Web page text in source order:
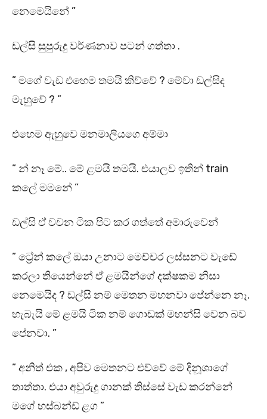
නෙමෙයිනේ ”
ඩල්සි සුපුරුදු වර්ණනාව පටන් ගත්තා .
” මගේ වැඩ එහෙම තමයි කිව්වේ ? මේවා ඩල්සිද
මැහුවේ ? ”
එහෙම ඇහුවෙ මනමාලියගෙ අම්මා
” න් නෑ මේ.. මේ ළමයි තමයි. එයාලව ඉතින් train
කලේ මමනේ ”
ඩල්සි ඒ වචන ටික පිට කර ගත්තේ අමාරුවෙන්
” ට්‍රේන් කලේ ඔයා උනාට මෙච්චර ලස්සනට වැඩේ
කරලා තියෙන්නේ ඒ ළමයින්ගේ දක්ෂකම නිසා
නෙමෙයිද ? ඩල්සි නම් මෙතන මහනවා පේන්නෙ නෑ.
හැබැයි මේ ළමයි ටික නම් ගොඩක් මහන්සි වෙන බව
පේනවා. ”
” අනිත් එක , අපිව මෙතනට එව්වේ මේ දිනූශාගේ
තාත්තා. එයා අවුරුදු ගානක් තිස්සේ වැඩ කරන්නේ
මගේ හස්බන්ඩ් ළග ”